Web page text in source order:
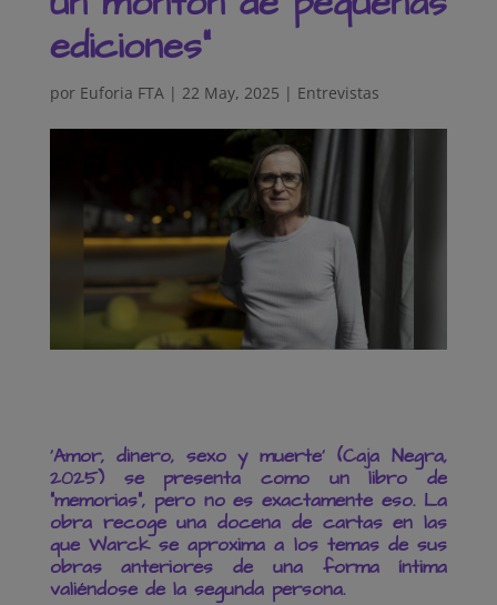
ediciones”
por Euforia FTA| 22 May, 2025 | Entrevistas
‘Amor, dinero, sexo y muerte’ (Caja Negra,
2025) se presenta como un libro de
“memorias”, pero no es exactamente eso. La
obra recoge una docena de cartas en las
que Warck se aproxima a los temas de sus
obras anteriores de una forma íntima
valiéndose de la segunda persona.